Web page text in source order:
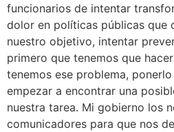
funcionarios de intentar
dolor en políticas públicas que
nuestro objetivo, intentar
primero que tenemos que
tenemos ese problema,
empezar a encontrar una
nuestra tarea. Mi gobierno los
comunicadores para que nos